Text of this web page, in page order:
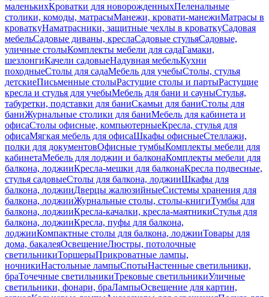
маленькихКроватки для новорожденныхПеленальные
столики, комоды, матрасыМанежи, кровати-манежиМатрасы в
кроваткуНаматрасники, защитные чехлы в кроваткуСадовая
мебельСадовые диваны, креслаСадовые стульяСадовые,
уличные столыКомплекты мебели для садаГамаки,
шезлонгиКачели садовыеНадувная мебельКухни
походныеСтолы для садаМебель для учебыСтолы, стулья
детскиеПисьменные столыРастущие столы и партыРастущие
кресла и стулья для учебыМебель для бани и сауныСтулья,
табуретки, подставки для баниСкамьи для баниСтолы для
баниЖурнальные столики для баниМебель для кабинета и
офисаСтолы офисные, компьютерныеКресла, стулья для
офисаМягкая мебель для офисаШкафы офисныеСтеллажи,
полки для документовОфисные тумбыКомплекты мебели для
кабинетаМебель для лоджии и балконаКомплекты мебели для
балкона, лоджииКресла-мешки для балконаКресла подвесные,
стулья садовыеСтолы для балкона, лоджииШкафы для
балкона, лоджииДверцы жалюзийныеСистемы хранения для
балкона, лоджииЖурнальные столы, столы-книгиТумбы для
балкона, лоджииКресла-качалки, кресла-маятникиСтулья для
балкона, лоджииКресла, пуфы для балкона,
лоджииКомпактные столы для балкона, лоджииТовары для
дома, бакалеяОсвещениеЛюстры, потолочные
светильникиТоршерыПрикроватные лампы,
ночникиНастольные лампыСпотыНастенные светильники,
браТочечные светильникиТрековые светильникиУличные
светильники, фонари, браЛампыОсвещение для картин,